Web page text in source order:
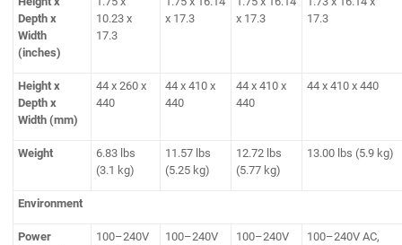
Depth x
Width
(inches)
10.23 x
17.3
x 17.3
x 17.3
17.3
Height x
Depth x
Width (mm)
44 x 260 x
440
44 x 410 x
440
44 x 410 x
440
44 x 410 x 440
Weight
6.83 lbs
(3.1 kg)
11.57 lbs
(5.25 kg)
12.72 lbs
(5.77 kg)
13.00 lbs (5.9 kg)
Environment
Power
100–240V
100–240V
100–240V
100–240V AC,